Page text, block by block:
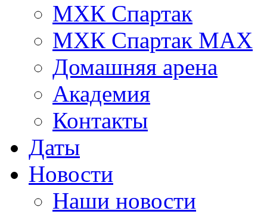
МХК Спартак
МХК Спартак МАХ
Домашняя арена
Академия
Контакты
Даты
Новости
Наши новости